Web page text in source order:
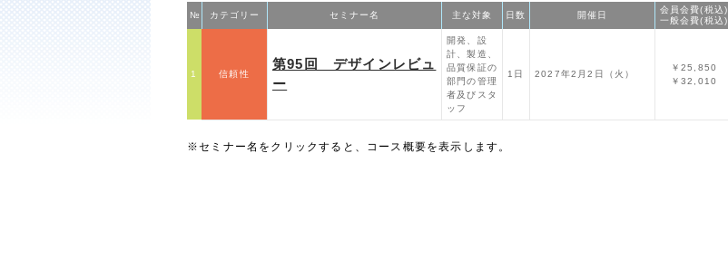
№ カテゴリー セミナー名 主な対象 日数 開催日
会員会費(税込)
一般会費(税込)
1 信頼性
第95回 デザインレビュ
ー
開発、設
計、製造、
品質保証の
部門の管理
者及びスタ
ッフ
1日 2027年2月2日（火）
￥25,850
￥32,010
※セミナー名をクリックすると、コース概要を表示します。